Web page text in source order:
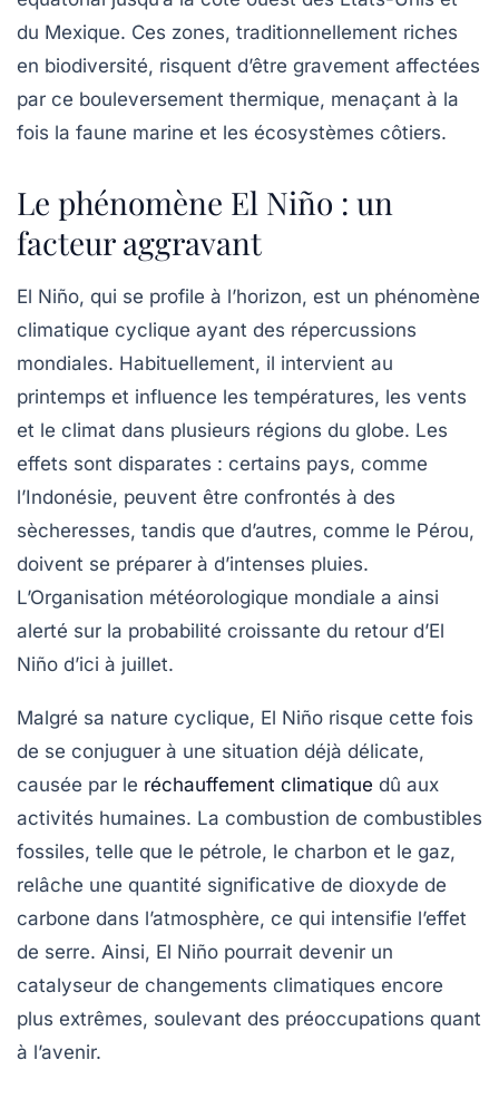
du Mexique. Ces zones, traditionnellement riches
en biodiversité, risquent d’être gravement affectées
par ce bouleversement thermique, menaçant à la
fois la faune marine et les écosystèmes côtiers.
Le phénomène El Niño : un
facteur aggravant
El Niño, qui se profile à l’horizon, est un phénomène
climatique cyclique ayant des répercussions
mondiales. Habituellement, il intervient au
printemps et influence les températures, les vents
et le climat dans plusieurs régions du globe. Les
effets sont disparates : certains pays, comme
l’Indonésie, peuvent être confrontés à des
sècheresses, tandis que d’autres, comme le Pérou,
doivent se préparer à d’intenses pluies.
L’Organisation météorologique mondiale a ainsi
alerté sur la probabilité croissante du retour d’El
Niño d’ici à juillet.
Malgré sa nature cyclique, El Niño risque cette fois
de se conjuguer à une situation déjà délicate,
causée par le réchauffement climatique dû aux
activités humaines. La combustion de combustibles
fossiles, telle que le pétrole, le charbon et le gaz,
relâche une quantité significative de dioxyde de
carbone dans l’atmosphère, ce qui intensifie l’effet
de serre. Ainsi, El Niño pourrait devenir un
catalyseur de changements climatiques encore
plus extrêmes, soulevant des préoccupations quant
à l’avenir.